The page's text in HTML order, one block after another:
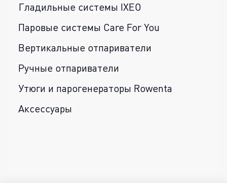
Гладильные системы IXEO
Паровые системы Care For You
Вертикальные отпариватели
Ручные отпариватели
Утюги и парогенераторы Rowenta
Аксессуары